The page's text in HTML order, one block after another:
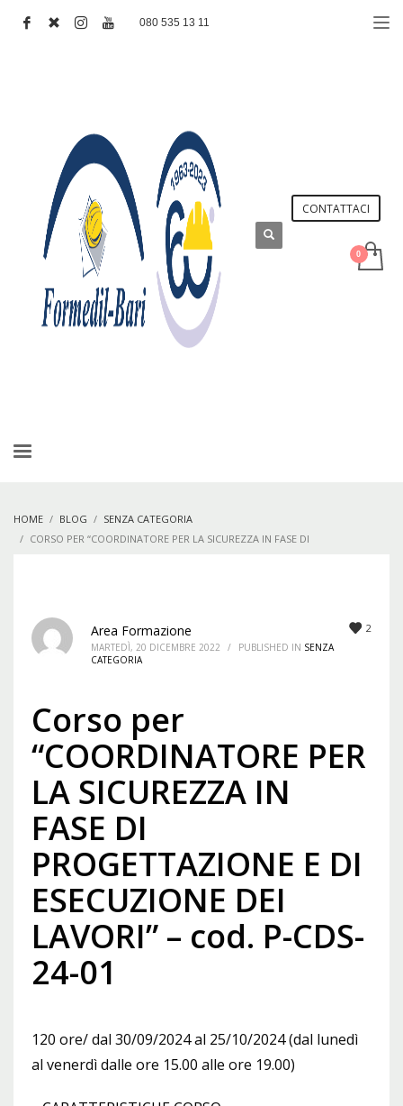
080 535 13 11
CONTATTACI
HOME BLOG
SENZA CATEGORIA
CORSO PER “COORDINATORE PER LA SICUREZZA IN FASE DI
2
Area Formazione
MARTEDÌ, 20 DICEMBRE 2022 / PUBLISHED IN SENZA
CATEGORIA
Corso per
“COORDINATORE PER
LA SICUREZZA IN
FASE DI
PROGETTAZIONE E DI
ESECUZIONE DEI
LAVORI” – cod. P-CDS-
24-01
120 ore/ dal 30/09/2024 al 25/10/2024 (dal lunedì
al venerdì dalle ore 15.00 alle ore 19.00)